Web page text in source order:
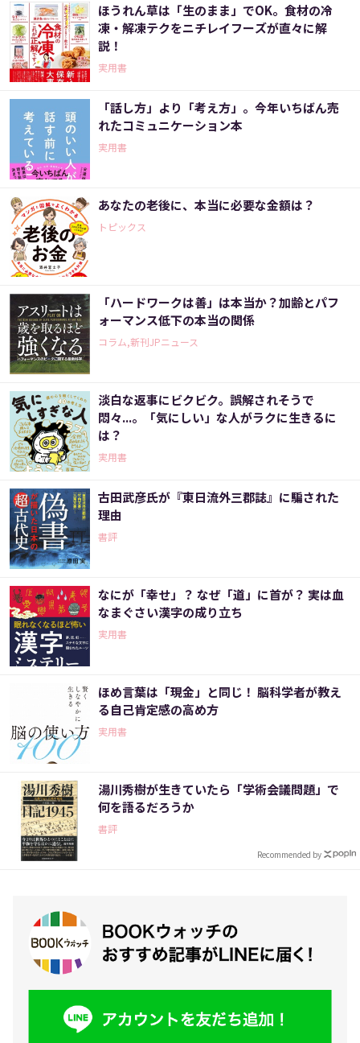
ほうれん草は「生のまま」でOK。食材の冷
凍・解凍テクをニチレイフーズが直々に解
説！
実用書
「話し方」より「考え方」。今年いちばん売
れたコミュニケーション本
実用書
あなたの老後に、本当に必要な金額は？
トピックス
「ハードワークは善」は本当か？加齢とパフ
ォーマンス低下の本当の関係
コラム,新刊JPニュース
淡白な返事にビクビク。誤解されそうで
悶々...。「気にしい」な人がラクに生きるに
は？
実用書
古田武彦氏が『東日流外三郡誌』に騙された
理由
書評
なにが「幸せ」？ なぜ「道」に首が？ 実は血
なまぐさい漢字の成り立ち
実用書
ほめ言葉は「現金」と同じ！ 脳科学者が教え
る自己肯定感の高め方
実用書
湯川秀樹が生きていたら「学術会議問題」で
何を語るだろうか
書評
Recommended by